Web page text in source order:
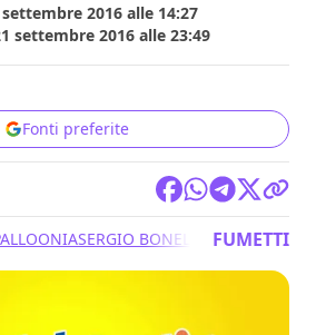
2016 alle 14:27
settembre 2016 alle 23:49
Fonti preferite
SERGIO BONELLI EDITORE
FUMETTI